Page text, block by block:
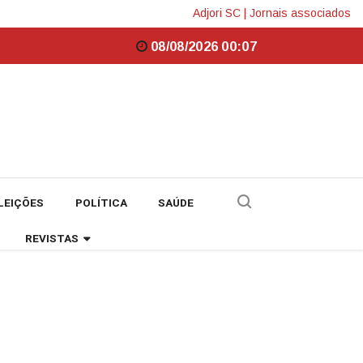
Adjori SC Jornais associados
08/08/2026 00:07
POLÍTICA SAÚDE
REVISTAS